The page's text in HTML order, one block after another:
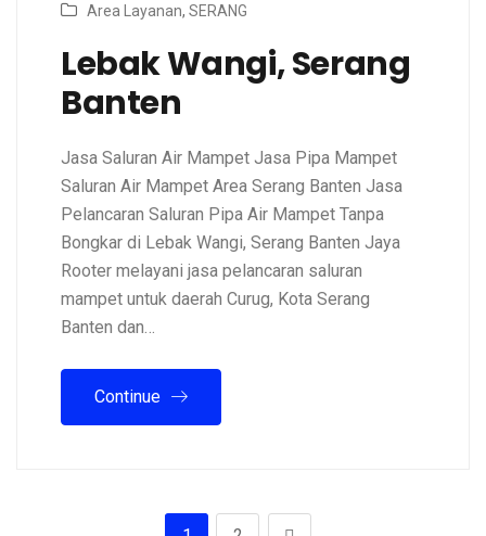
Area Layanan, SERANG
Lebak Wangi, Serang
Banten
Jasa Saluran Air Mampet Jasa Pipa Mampet
Saluran Air Mampet Area Serang Banten Jasa
Pelancaran Saluran Pipa Air Mampet Tanpa
Bongkar di Lebak Wangi, Serang Banten Jaya
Rooter melayani jasa pelancaran saluran
mampet untuk daerah Curug, Kota Serang
Banten dan…
Continue